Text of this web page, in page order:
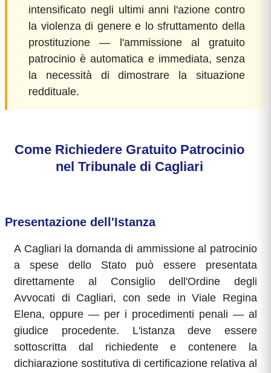
intensificato negli ultimi anni l'azione contro
la violenza di genere e lo sfruttamento della
prostituzione — l'ammissione al gratuito
patrocinio è automatica e immediata, senza
la necessità di dimostrare la situazione
reddituale.
Come Richiedere Gratuito Patrocinio
nel Tribunale di Cagliari
Presentazione dell'Istanza
A Cagliari la domanda di ammissione al patrocinio
a spese dello Stato può essere presentata
direttamente al Consiglio dell'Ordine degli
Avvocati di Cagliari, con sede in Viale Regina
Elena, oppure — per i procedimenti penali — al
giudice procedente. L'istanza deve essere
sottoscritta dal richiedente e contenere la
dichiarazione sostitutiva di certificazione relativa al